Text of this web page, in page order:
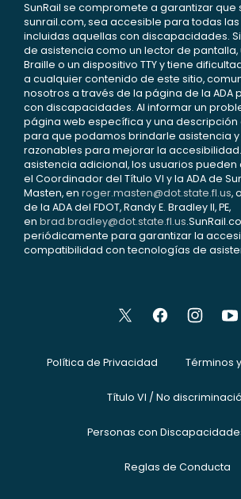
SunRail se compromete a garantizar que
sunrail.com, sea accesible para todas
incluidas aquellas con discapacidades.
de asistencia como un lector de pantalla,
Braille o un dispositivo TTY y tiene
a cualquier contenido de este sitio,
nosotros a través de la página de la ADA
con discapacidades. Al informar un
página web específica y una
para que podamos brindarle asistencia
razonables para mejorar la
asistencia adicional, los usuarios
el Coordinador del Título VI y la ADA de
Masten, en roger.masten@dot.state.fl.us,
de la ADA del FDOT, Randy E. Bradley II, PE,
en brad.bradley@dot.state.fl.us
periódicamente para garantizar la
compatibilidad con tecnologías de
Política de Privacidad Términos
Título VI / No
Personas con
Reglas de Conducta